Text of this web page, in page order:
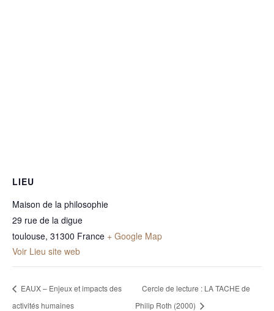
LIEU
Maison de la philosophie
29 rue de la digue
toulouse, 31300 France + Google Map
Voir Lieu site web
EAUX – Enjeux et impacts des
activités humaines
Cercle de lecture : LA TACHE de
Philip Roth (2000)